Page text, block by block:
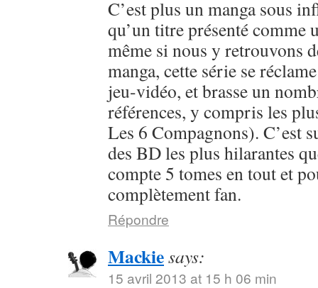
C’est plus un manga sous
qu’un titre présenté comme
même si nous y retrouvons
manga, cette série se
jeu-vidéo, et brasse un
références, y compris les
Les 6 Compagnons). C’est
des BD les plus hilarantes
compte 5 tomes en tout et
complètement fan.
Répondre
Mackiesays:
15 avril 2013 at 15 h 06 min